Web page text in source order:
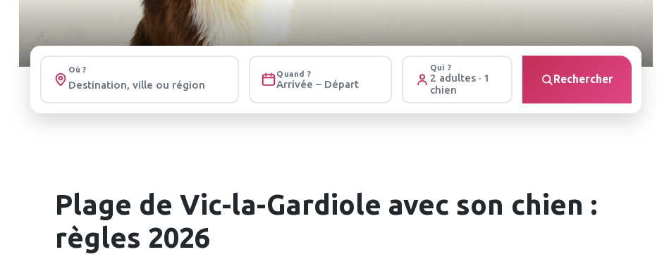
Où ? Quand ?
Arrivée – Départ
Qui ?
2 adultes · 1
chien
Rechercher
Plage de Vic-la-Gardiole avec son chien :
règles 2026